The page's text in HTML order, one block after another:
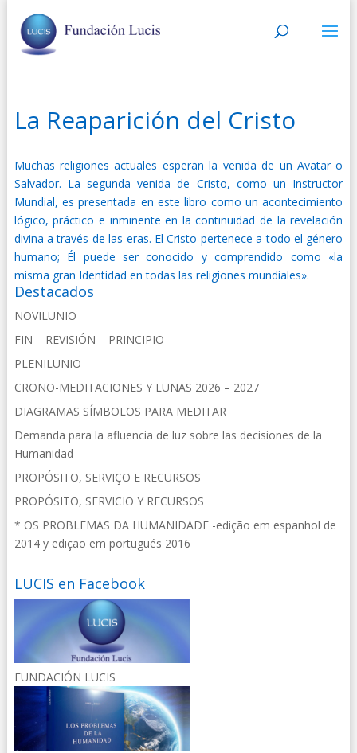
La Reaparición del Cristo
Muchas religiones actuales esperan la venida de un Avatar o
Salvador. La segunda venida de Cristo, como un Instructor
Mundial, es presentada en este libro como un acontecimiento
lógico, práctico e inminente en la continuidad de la revelación
divina a través de las eras. El Cristo pertenece a todo el género
humano; Él puede ser conocido y comprendido como «la
misma gran Identidad en todas las religiones mundiales».
Destacados
NOVILUNIO
FIN – REVISIÓN – PRINCIPIO
PLENILUNIO
CRONO-MEDITACIONES Y LUNAS 2026 – 2027
DIAGRAMAS SÍMBOLOS PARA MEDITAR
Demanda para la afluencia de luz sobre las decisiones de la
Humanidad
PROPÓSITO, SERVIÇO E RECURSOS
PROPÓSITO, SERVICIO Y RECURSOS
* OS PROBLEMAS DA HUMANIDADE -edição em espanhol de
2014 y edição em portugués 2016
LUCIS en Facebook
FUNDACIÓN LUCIS